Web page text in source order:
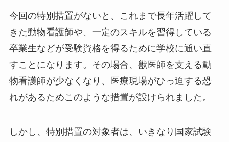
今回の特別措置がないと、これまで長年活躍して
きた動物看護師や、一定のスキルを習得している
卒業生などが受験資格を得るために学校に通い直
すことになります。その場合、獣医師を支える動
物看護師が少なくなり、医療現場がひっ迫する恐
れがあるためこのような措置が設けられました。
しかし、特別措置の対象者は、いきなり国家試験